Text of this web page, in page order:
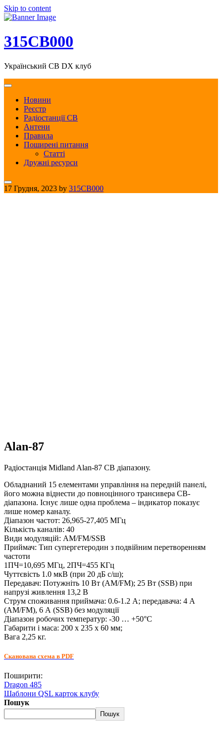
Skip to content
315CB000
Український CB DX клуб
Новини
Реєстр
Радіостанції CB
Антени
Правила
Поширені питання
Статті
Дружні ресурси
17 Грудня, 2023 by 315CB000
Alan-87
Радіостанція Midland Alan-87 CB діапазону.
Обладнаний 15 елементами управління на передній панелі,
його можна віднести до повноцінного трансивера CB-
діапазона. Існує лише одна проблема – індикатор показує
лише номер каналу.
Діапазон частот: 26,965-27,405 МГц
Кількість каналів: 40
Види модуляцій: АМ/FМ/SSB
Приймач: Тип супергетеродин з подвійним перетворенням
частоти
1ПЧ=10,695 МГц, 2ПЧ=455 КГц
Чуттєвість 1.0 мкВ (при 20 дБ с/ш);
Передавач: Потужніть 10 Вт (AM/FM); 25 Вт (SSB) при
напрузі живлення 13,2 В
Струм споживання приймача: 0.6-1.2 А; передавача: 4 А
(AM/FM), 6 А (SSB) без модуляції
Діапазон робочих температур: -30 … +50°С
Габарити і маса: 200 х 235 х 60 мм;
Вага 2,25 кг.
Сканована схема в PDF
Поширити:
Dragon 485
Шаблони QSL карток клубу
Пошук
Пошук